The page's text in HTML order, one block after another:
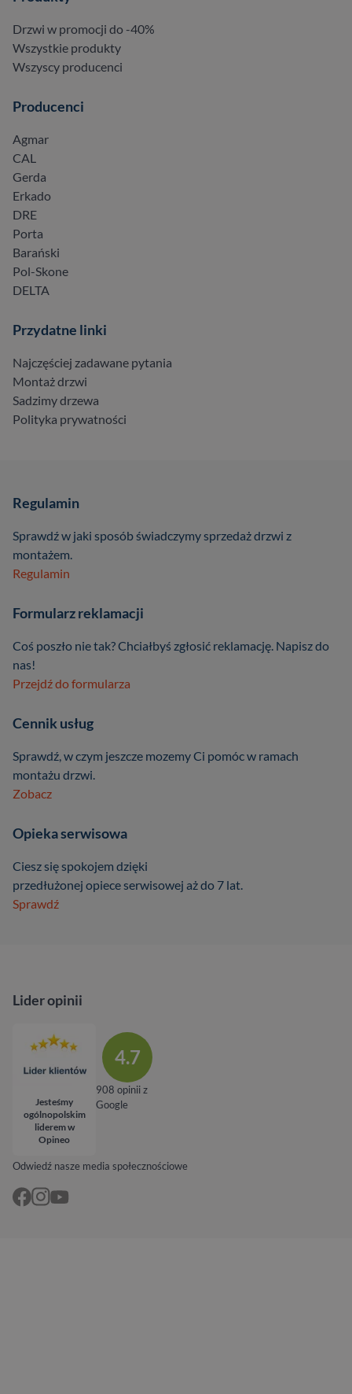
Drzwi w promocji do -40%
Wszystkie produkty
Wszyscy producenci
Producenci
Agmar
CAL
Gerda
Erkado
DRE
Porta
Barański
Pol-Skone
DELTA
Przydatne linki
Najczęściej zadawane pytania
Montaż drzwi
Sadzimy drzewa
Polityka prywatności
Regulamin
Sprawdź w jaki sposób świadczymy sprzedaż drzwi z
montażem.
Regulamin
Formularz reklamacji
Coś poszło nie tak? Chciałbyś zgłosić reklamację. Napisz do
nas!
Przejdź do formularza
Cennik usług
Sprawdź, w czym jeszcze mozemy Ci pomóc w ramach
montażu drzwi.
Zobacz
Opieka serwisowa
Ciesz się spokojem dzięki
przedłużonej opiece serwisowej aż do 7 lat.
Sprawdź
Odwiedź nasze media społecznościowe
Lider opinii
Jesteśmy
ogólnopolskim
liderem w
Opineo
4.7
908 opinii z
Google